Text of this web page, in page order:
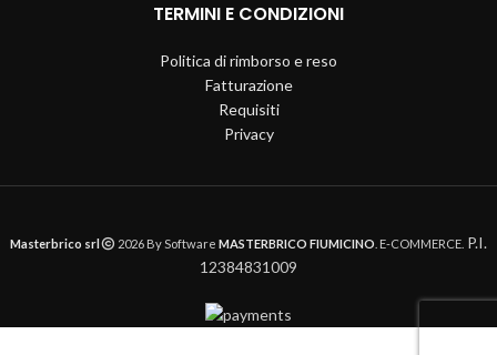
TERMINI E CONDIZIONI
Politica di rimborso e reso
Fatturazione
Requisiti
Privacy
Masterbrico srl 2026 By Software MASTERBRICO FIUMICINO . E-COMMERCE. P.I.
12384831009